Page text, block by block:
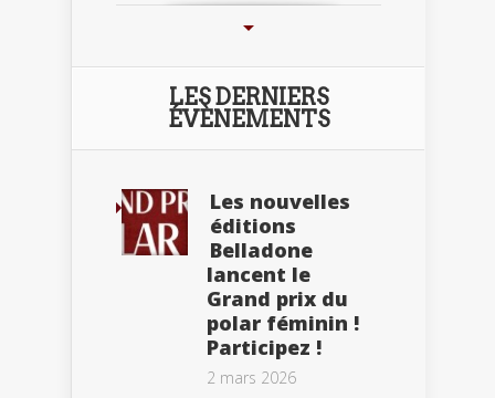
LES DERNIERS
ÉVÈNEMENTS
Les nouvelles
éditions
Belladone
lancent le
Grand prix du
polar féminin !
Participez !
2 mars 2026